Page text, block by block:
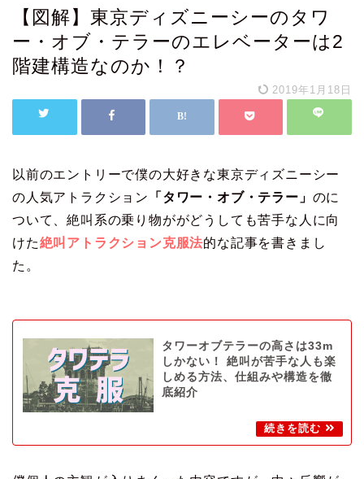
【図解】東京ディズニーシーのタワ
ー・オブ・テラーのエレベーターは2
階建構造なのか！？
2019年1月18日
以前のエントリーで僕の大好きな東京ディズニーシー
の人気アトラクション
「タワー・オブ・テラー」 のに
ついて、絶叫系の乗り物ががどうしても苦手な人に向
けた絶叫アトラクション克服法的な記事を書きまし
た。
タワーオブテラーの高さは33m
しかない！ 絶叫が苦手な人も楽
しめる方法、仕組みや構造を徹
底紹介